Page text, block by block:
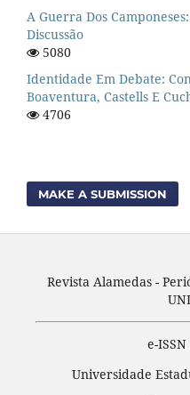
A Guerra Dos
Discussão
5080
Identidade Em Debate:
Boaventura, Castells E
4706
MAKE A SUBMISSION
Revista Alamedas -
e-
Universidade